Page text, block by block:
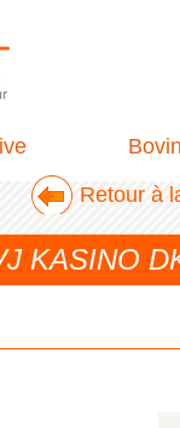
Retour à
KASINO